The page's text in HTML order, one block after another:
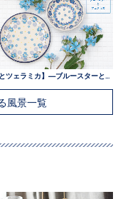
風景一覧